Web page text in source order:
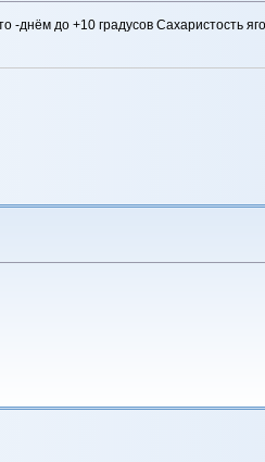
до +10 градусов Сахаристость